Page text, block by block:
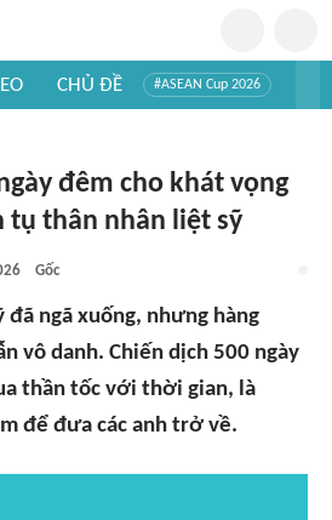
CHỦ ĐỀ #ASEAN Cup 2026
đêm cho khát vọng
tụ thân nhân liệt sỹ
Gốc
ngã xuống, nhưng hàng
vô danh. Chiến dịch 500 ngày
thần tốc với thời gian, là
để đưa các anh trở về.